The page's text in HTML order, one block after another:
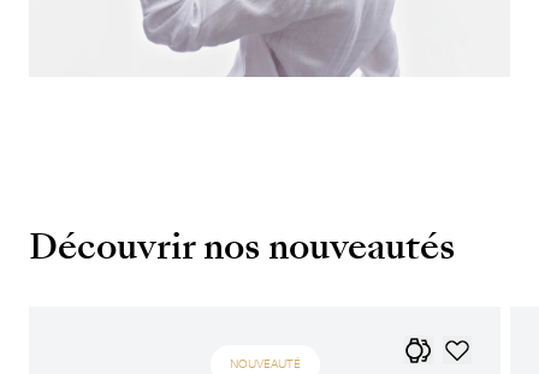
Découvrir nos nouveautés
NOUVEAUTÉ